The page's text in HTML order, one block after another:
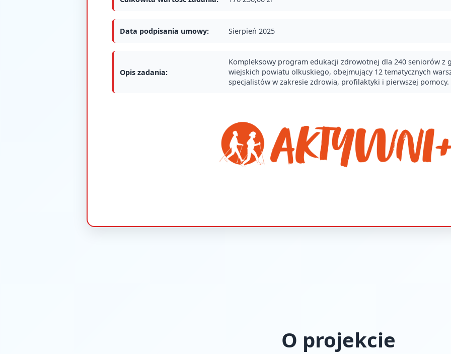
Data podpisania umowy: Sierpień 2025
Opis zadania:
Kompleksowy program edukacji zdrowotnej dla 240 seniorów z
wiejskich powiatu olkuskiego, obejmujący 12 tematycznych
specjalistów w zakresie zdrowia, profilaktyki i pierwszej pomocy.
O projekcie